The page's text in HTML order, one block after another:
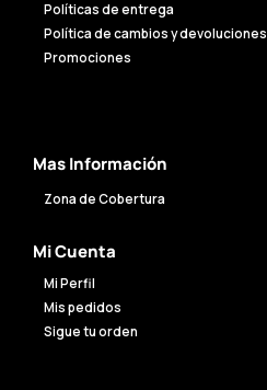
Políticas de entrega
Política de cambios y devoluciones
Promociones
Mas Información
Zona de Cobertura
Mi Cuenta
Mi Perfil
Mis pedidos
Sigue tu orden